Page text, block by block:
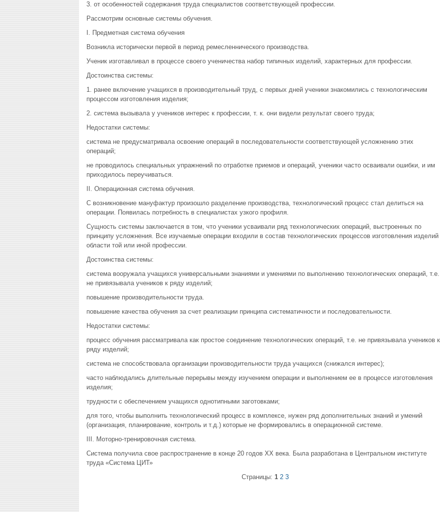
3. от особенностей содержания труда специалистов соответствующей профессии.
Рассмотрим основные системы обучения.
I. Предметная система обучения
Возникла исторически первой в период ремесленнического производства.
Ученик изготавливал в процессе своего ученичества набор типичных изделий, характерных для профессии.
Достоинства системы:
1. ранее включение учащихся в производительный труд, с первых дней ученики знакомились с технологическим
процессом изготовления изделия;
2. система вызывала у учеников интерес к профессии, т. к. они видели результат своего труда;
Недостатки системы:
система не предусматривала освоение операций в последовательности соответствующей усложнению этих
операций;
не проводилось специальных упражнений по отработке приемов и операций, ученики часто осваивали ошибки, и им
приходилось переучиваться.
II. Операционная система обучения.
С возникновение мануфактур произошло разделение производства, технологический процесс стал делиться на
операции. Появилась потребность в специалистах узкого профиля.
Сущность системы заключается в том, что ученики усваивали ряд технологических операций, выстроенных по
принципу усложнения. Все изучаемые операции входили в состав технологических процессов изготовления изделий
области той или иной профессии.
Достоинства системы:
система вооружала учащихся универсальными знаниями и умениями по выполнению технологических операций, т.е.
не привязывала учеников к ряду изделий;
повышение производительности труда.
повышение качества обучения за счет реализации принципа систематичности и последовательности.
Недостатки системы:
процесс обучения рассматривала как простое соединение технологических операций, т.е. не привязывала учеников к
ряду изделий;
система не способствовала организации производительности труда учащихся (снижался интерес);
часто наблюдались длительные перерывы между изучением операции и выполнением ее в процессе изготовления
изделия;
трудности с обеспечением учащихся однотипными заготовками;
для того, чтобы выполнить технологический процесс в комплексе, нужен ряд дополнительных знаний и умений
(организация, планирование, контроль и т.д.) которые не формировались в операционной системе.
III. Моторно-тренировочная система.
Система получила свое распространение в конце 20 годов ХХ века. Была разработана в Центральном институте
труда «Система ЦИТ»
Страницы: 1 2 3